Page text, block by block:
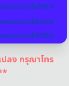
กรรมออร์โธปิดิกส์
กรรมออร์โธปิดิกส์
กรรมออร์โธปิดิกส์
ลง กรุณาโทร